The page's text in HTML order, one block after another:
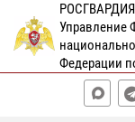
РОСГВАРДИЯ
Управление
Федерации